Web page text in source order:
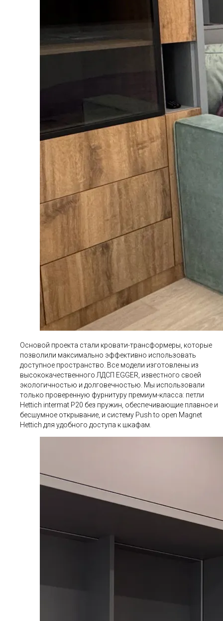
Основой проекта стали кровати-трансформеры, которые
позволили максимально эффективно использовать
доступное пространство. Все модели изготовлены из
высококачественного ЛДСП EGGER, известного своей
экологичностью и долговечностью. Мы использовали
только проверенную фурнитуру премиум-класса: петли
Hettich intermat P20 без пружин, обеспечивающие плавное и
бесшумное открывание, и систему Push to open Magnet
Hettich для удобного доступа к шкафам.